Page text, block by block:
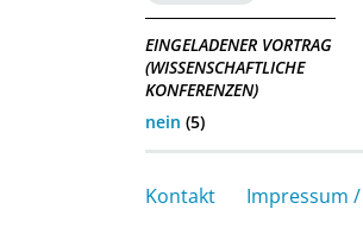
EINGELADENER VORTRAG
(WISSENSCHAFTLICHE
KONFERENZEN)
nein (5)
Kontakt Impressum